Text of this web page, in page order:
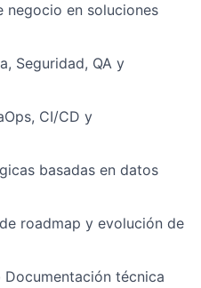
negocio en soluciones
Seguridad, QA y
CI/CD y
basadas en datos
roadmap y evolución de
técnica